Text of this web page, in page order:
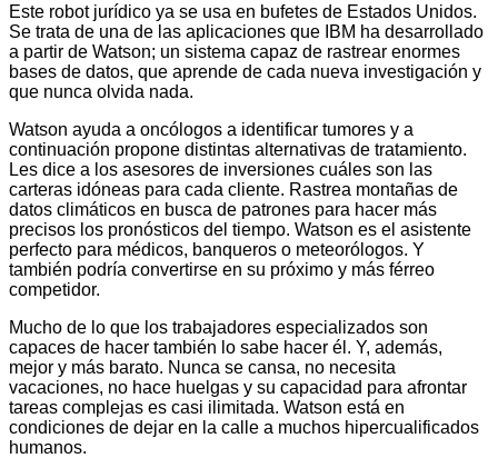
Este robot jurídico ya se usa en bufetes de Estados Unidos.
Se trata de una de las aplicaciones que IBM ha desarrollado
a partir de Watson; un sistema capaz de rastrear enormes
bases de datos, que aprende de cada nueva investigación y
que nunca olvida nada.
Watson ayuda a oncólogos a identificar tumores y a
continuación propone distintas alternativas de tratamiento.
Les dice a los asesores de inversiones cuáles son las
carteras idóneas para cada cliente. Rastrea montañas de
datos climáticos en busca de patrones para hacer más
precisos los pronósticos del tiempo. Watson es el asistente
perfecto para médicos, banqueros o meteorólogos. Y
también podría convertirse en su próximo y más férreo
competidor.
Mucho de lo que los trabajadores especializados son
capaces de hacer también lo sabe hacer él. Y, además,
mejor y más barato. Nunca se cansa, no necesita
vacaciones, no hace huelgas y su capacidad para afrontar
tareas complejas es casi ilimitada. Watson está en
condiciones de dejar en la calle a muchos hipercualificados
humanos.